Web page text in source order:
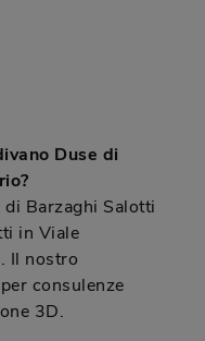
Duse di
Barzaghi Salotti
in Viale
Il nostro
consulenze
3D.